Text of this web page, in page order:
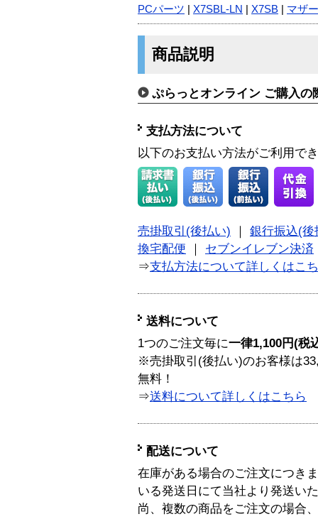
PCパーツ X7SBL-LN X7SB マザ
商品説明
ぷらっとオンライン ご購入の
支払方法について
以下のお支払い方法がご利用で
売掛取引(後払い)
銀行振込(後
換宅配便
セブンイレブン決済
⇒支払方法について詳しくはこ
送料について
1つのご注文毎に一律1,100円(税
※売掛取引(後払い)のお客様は
無料！
⇒送料について詳しくはこちら
配送について
在庫がある場合のご注文につき
いる発送日にて当社より発送い
尚、複数の商品をご注文の場合